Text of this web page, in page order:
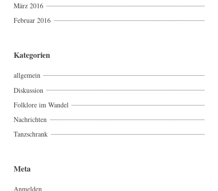
März 2016
Februar 2016
Kategorien
allgemein
Diskussion
Folklore im Wandel
Nachrichten
Tanzschrank
Meta
Anmelden